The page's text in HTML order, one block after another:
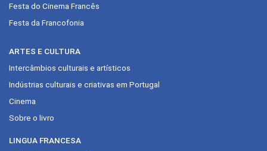
Festa do Cinema Francês
Festa da Francofonia
ARTES E CULTURA
Intercâmbios culturais e artísticos
Indústrias culturais e criativas em Portugal
Cinema
Sobre o livro
LINGUA FRANCESA